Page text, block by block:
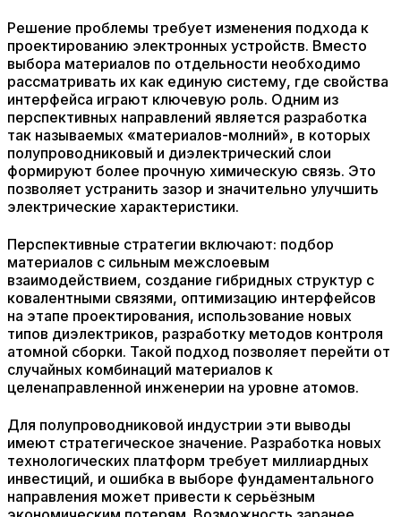
Решение проблемы требует изменения подхода к
проектированию электронных устройств. Вместо
выбора материалов по отдельности необходимо
рассматривать их как единую систему, где свойства
интерфейса играют ключевую роль. Одним из
перспективных направлений является разработка
так называемых «материалов-молний», в которых
полупроводниковый и диэлектрический слои
формируют более прочную химическую связь. Это
позволяет устранить зазор и значительно улучшить
электрические характеристики.
Перспективные стратегии включают: подбор
материалов с сильным межслоевым
взаимодействием, создание гибридных структур с
ковалентными связями, оптимизацию интерфейсов
на этапе проектирования, использование новых
типов диэлектриков, разработку методов контроля
атомной сборки. Такой подход позволяет перейти от
случайных комбинаций материалов к
целенаправленной инженерии на уровне атомов.
Для полупроводниковой индустрии эти выводы
имеют стратегическое значение. Разработка новых
технологических платформ требует миллиардных
инвестиций, и ошибка в выборе фундаментального
направления может привести к серьёзным